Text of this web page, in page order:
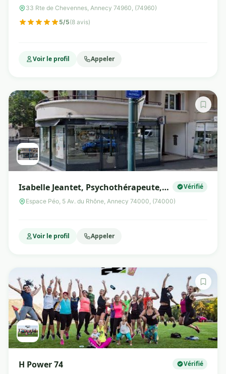
Diététicienne Nutritionniste
33 Rte de Chevennes, Annecy 74960, (74960)
5/5(8 avis)
Voir le profil Appeler
Isabelle Jeantet, Psychothérapeute,
Hypnose, Sophrologie Nutrition, Aix
Vérifié
Espace Péo, 5 Av. du Rhône, Annecy 74000, (74000)
Voir le profil Appeler
H Power 74 Vérifié